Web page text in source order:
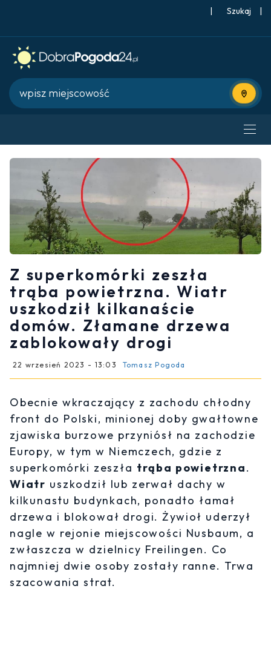
| |
Użyj
Z superkomórki zeszła
trąba powietrzna. Wiatr
uszkodził kilkanaście
domów. Złamane drzewa
zablokowały drogi
22 wrzesień 2023 - 13:03 Tomasz Pogoda
Obecnie wkraczający z zachodu chłodny
front do Polski, minionej doby gwałtowne
zjawiska burzowe przyniósł na zachodzie
Europy, w tym w Niemczech, gdzie z
superkomórki zeszła trąba powietrzna.
Wiatr uszkodził lub zerwał dachy w
kilkunastu budynkach, ponadto łamał
drzewa i blokował drogi. Żywioł uderzył
nagle w rejonie miejscowości Nusbaum, a
zwłaszcza w dzielnicy Freilingen. Co
najmniej dwie osoby zostały ranne. Trwa
szacowania strat.